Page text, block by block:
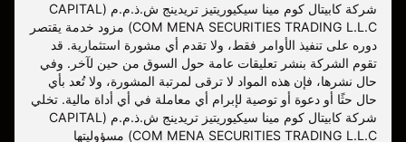
شركة كابيتال كوم مينا سيكيوريتيز تريدينج ش.ذ.م.م (CAPITAL
COM MENA SECURITIES TRADING L.L.C) مزود خدمة يقتصر
دوره على تنفيذ الأوامر فقط، ولا تقدم أي مشورة استثمارية. قد
تقوم الشركة بنشر تعليقات عامة حول السوق من حين لآخر. وفي
حال نشرها، فإن هذه المواد لا ترقى لمرتبة المشورة، ولا تُعد بأي
حال حثًا أو دعوة أو توصية لإبرام أي معاملة في أي أداة مالية. تخلي
شركة كابيتال كوم مينا سيكيوريتيز تريدينج ش.ذ.م.م (CAPITAL
COM MENA SECURITIES TRADING L.L.C) مسؤوليتها